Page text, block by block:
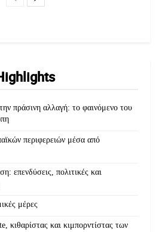
πράσινη αλλαγή: το φαινόμενο του
περιφερειών μέσα από
επενδύσεις, πολιτικές και
μέρες
κιθαρίστας και κιμπορντίστας των